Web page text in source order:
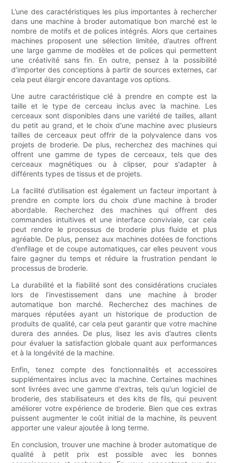
L’une des caractéristiques les plus importantes à rechercher
dans une machine à broder automatique bon marché est le
nombre de motifs et de polices intégrés. Alors que certaines
machines proposent une sélection limitée, d’autres offrent
une large gamme de modèles et de polices qui permettent
une créativité sans fin. En outre, pensez à la possibilité
d’importer des conceptions à partir de sources externes, car
cela peut élargir encore davantage vos options.
Une autre caractéristique clé à prendre en compte est la
taille et le type de cerceau inclus avec la machine. Les
cerceaux sont disponibles dans une variété de tailles, allant
du petit au grand, et le choix d'une machine avec plusieurs
tailles de cerceaux peut offrir de la polyvalence dans vos
projets de broderie. De plus, recherchez des machines qui
offrent une gamme de types de cerceaux, tels que des
cerceaux magnétiques ou à clipser, pour s'adapter à
différents types de tissus et de projets.
La facilité d’utilisation est également un facteur important à
prendre en compte lors du choix d’une machine à broder
abordable. Recherchez des machines qui offrent des
commandes intuitives et une interface conviviale, car cela
peut rendre le processus de broderie plus fluide et plus
agréable. De plus, pensez aux machines dotées de fonctions
d’enfilage et de coupe automatiques, car elles peuvent vous
faire gagner du temps et réduire la frustration pendant le
processus de broderie.
La durabilité et la fiabilité sont des considérations cruciales
lors de l’investissement dans une machine à broder
automatique bon marché. Recherchez des machines de
marques réputées ayant un historique de production de
produits de qualité, car cela peut garantir que votre machine
durera des années. De plus, lisez les avis d’autres clients
pour évaluer la satisfaction globale quant aux performances
et à la longévité de la machine.
Enfin, tenez compte des fonctionnalités et accessoires
supplémentaires inclus avec la machine. Certaines machines
sont livrées avec une gamme d'extras, tels qu'un logiciel de
broderie, des stabilisateurs et des kits de fils, qui peuvent
améliorer votre expérience de broderie. Bien que ces extras
puissent augmenter le coût initial de la machine, ils peuvent
apporter une valeur ajoutée à long terme.
En conclusion, trouver une machine à broder automatique de
qualité à petit prix est possible avec les bonnes